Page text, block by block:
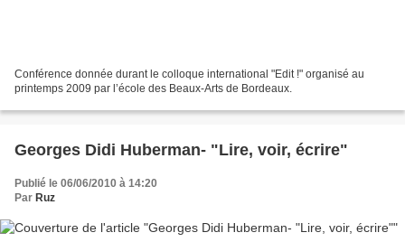
Conférence donnée durant le colloque international "Edit !" organisé au
printemps 2009 par l’école des Beaux-Arts de Bordeaux.
Georges Didi Huberman- "Lire, voir, écrire"
Publié le 06/06/2010 à 14:20
Par Ruz